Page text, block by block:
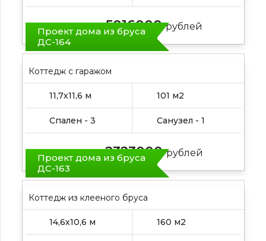
Цена от: 5016000рублей
Проект дома из бруса
ДС-164
Коттедж с гаражом
11,7х11,6 м 101 м2
Спален - 3 Санузел - 1
Цена от: 2323000рублей
Проект дома из бруса
ДС-163
Коттедж из клееного бруса
14,6х10,6 м 160 м2